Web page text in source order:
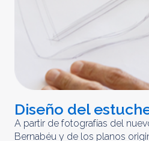
Diseño del
A partir de fotografías del
Bernabéu y de los planos